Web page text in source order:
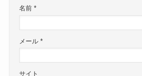
名前 *
メール *
サイト